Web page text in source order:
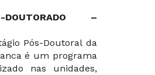
DOUTORADO –
Pós-Doutoral da
é um programa
nas unidades,